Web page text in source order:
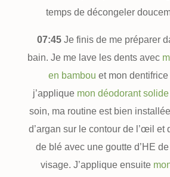
temps de décongeler
07:45 Je finis de me préparer
bain. Je me lave les dents avec
en bambou et mon
j’applique mon déodorant
soin, ma routine est bien
d’argan sur le contour de l’œil et
de blé avec une goutte d’HE
visage. J’applique ensuite